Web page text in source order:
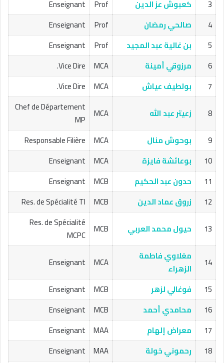
3
كعبوش عز الدين Prof
Enseignant
4
صالحي رمضان Prof
Enseignant
5
بن غالية عبد المجيد Prof
Enseignant
6
مرزوقي أمينة MCA
Vice Dire.
7
بولطيف عياش MCA
Vice Dire.
8
زعيتر عبد الله MCA
Chef de Département
MP
9
بوحوش منال MCA
Responsable Filière
10
بوعائشة فايزة MCA
Enseignant
11
حدون عبد الحكيم MCB
Enseignant
12
زروق عماد الدين MCB
Res. de Spécialité TI
13
حيول محمد العربي MCB
Res. de Spécialité
MCPC
14
مغلاوي فاطمة
الزهراء
MCA
Enseignant
15
فوغالي لزهر MCB
Enseignant
16
محامدي أحمد MCB
Enseignant
17
معراض إلهام MAA
Enseignant
18
رحموني خولة MAA
Enseignant